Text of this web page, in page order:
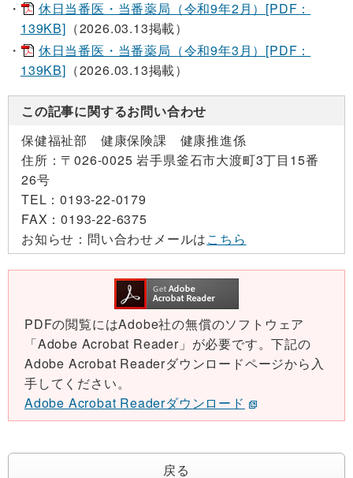
休日当番医・当番薬局（令和9年2月）[PDF：
139KB] （2026.03.13掲載）
休日当番医・当番薬局（令和9年3月）[PDF：
139KB] （2026.03.13掲載）
この記事に関するお問い合わせ
保健福祉部 健康保険課 健康推進係
住所： 〒026-0025 岩手県釜石市大渡町3丁目15番
26号
TEL：0193-22-0179
FAX：0193-22-6375
お知らせ： 問い合わせメールはこちら
PDFの閲覧にはAdobe社の無償のソフトウェア
「Adobe Acrobat Reader」が必要です。下記の
Adobe Acrobat Readerダウンロードページから入
手してください。
Adobe Acrobat Readerダウンロード
戻る